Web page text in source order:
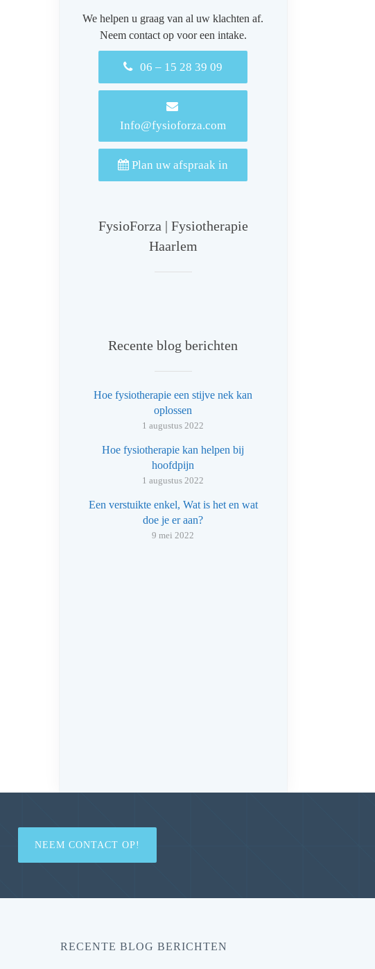
We helpen u graag van al uw klachten af.
Neem contact op voor een intake.
06 – 15 28 39 09
Info@fysioforza.com
Plan uw afspraak in
FysioForza | Fysiotherapie
Haarlem
Recente blog berichten
Hoe fysiotherapie een stijve nek kan
oplossen
1 augustus 2022
Hoe fysiotherapie kan helpen bij
hoofdpijn
1 augustus 2022
Een verstuikte enkel, Wat is het en wat
doe je er aan?
9 mei 2022
NEEM CONTACT OP!
RECENTE BLOG BERICHTEN